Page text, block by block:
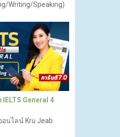
Writing/Speaking)
General 4
อนไลน์ Kru Jeab